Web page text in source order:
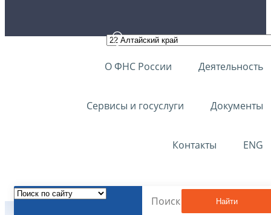
О ФНС России Деятельность
Сервисы и госуслуги Документы
Контакты ENG
Найти